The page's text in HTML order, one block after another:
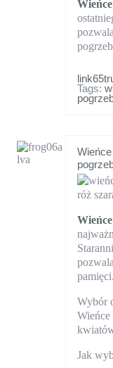
Tags:
pamięci.
Wybór
Jak